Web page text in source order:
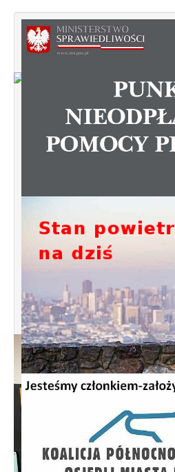
Od 1 stycznia 2023 roku
funkcjonowaniu linii
kursujących na